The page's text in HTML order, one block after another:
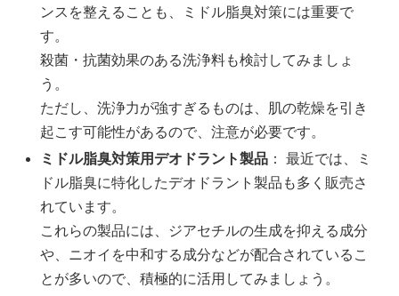
ンスを整えることも、ミドル脂臭対策には重要で
す。
殺菌・抗菌効果のある洗浄料も検討してみましょ
う。
ただし、洗浄力が強すぎるものは、肌の乾燥を引き
起こす可能性があるので、注意が必要です。
ミドル脂臭対策用デオドラント製品 ： 最近では、ミ
ドル脂臭に特化したデオドラント製品も多く販売さ
れています。
これらの製品には、ジアセチルの生成を抑える成分
や、ニオイを中和する成分などが配合されているこ
とが多いので、積極的に活用してみましょう。